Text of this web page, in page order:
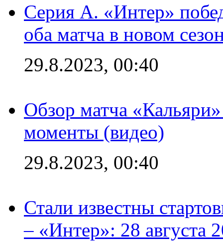
Серия А. «Интер»
оба матча в новом
29.8.2023, 00:40
Обзор матча
моменты (видео)
29.8.2023, 00:40
Стали известны
– «Интер»: 28 августа